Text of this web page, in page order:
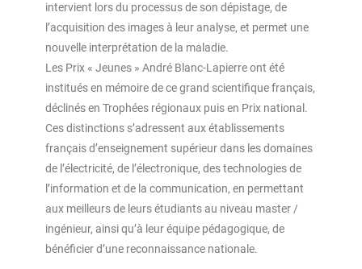
intervient lors du processus de son dépistage, de
l’acquisition des images à leur analyse, et permet une
nouvelle interprétation de la maladie.
Les Prix « Jeunes » André Blanc-Lapierre ont été
institués en mémoire de ce grand scientifique français,
déclinés en Trophées régionaux puis en Prix national.
Ces distinctions s’adressent aux établissements
français d’enseignement supérieur dans les domaines
de l’électricité, de l’électronique, des technologies de
l’information et de la communication, en permettant
aux meilleurs de leurs étudiants au niveau master /
ingénieur, ainsi qu’à leur équipe pédagogique, de
bénéficier d’une reconnaissance nationale.